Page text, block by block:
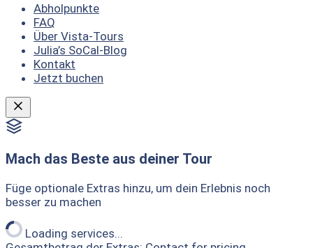
Abholpunkte
FAQ
Über Vista-Tours
Julia’s SoCal-Blog
Kontakt
Jetzt buchen
Mach das Beste aus deiner Tour
Füge optionale Extras hinzu, um dein Erlebnis noch
besser zu machen
Loading services...